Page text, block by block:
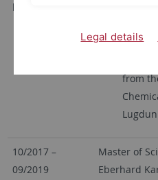
heute
Thema
from
10/2017 –
09/2019
Master of
Eberhard
Legal details